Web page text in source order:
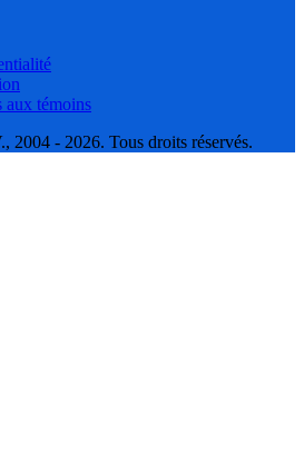
aux témoins
- 2026. Tous droits réservés.